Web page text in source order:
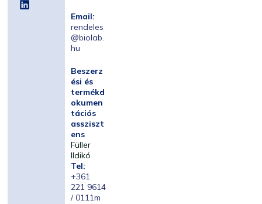
Email:
rendeles
@biolab.
hu
Beszerz
ési és
termékd
okumen
tációs
assziszt
ens
Füller
Ildikó
Tel:
+361
221 9614
/ 0111m